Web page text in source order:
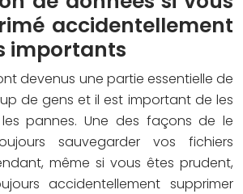
accidentellement
importants
devenus une partie essentielle de
de gens et il est important de les
pannes. Une des façons de le
sauvegarder vos fichiers
même si vous êtes prudent,
accidentellement supprimer